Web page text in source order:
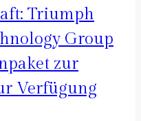
Triumph
Group
zur
Verfügung